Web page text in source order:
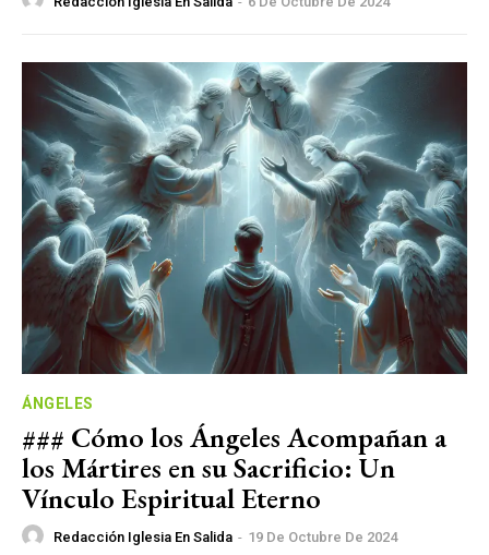
ÁNGELES
### Cómo los Ángeles Acompañan a
los Mártires en su Sacrificio: Un
Vínculo Espiritual Eterno
Redacción Iglesia En Salida - 19 De Octubre De 2024